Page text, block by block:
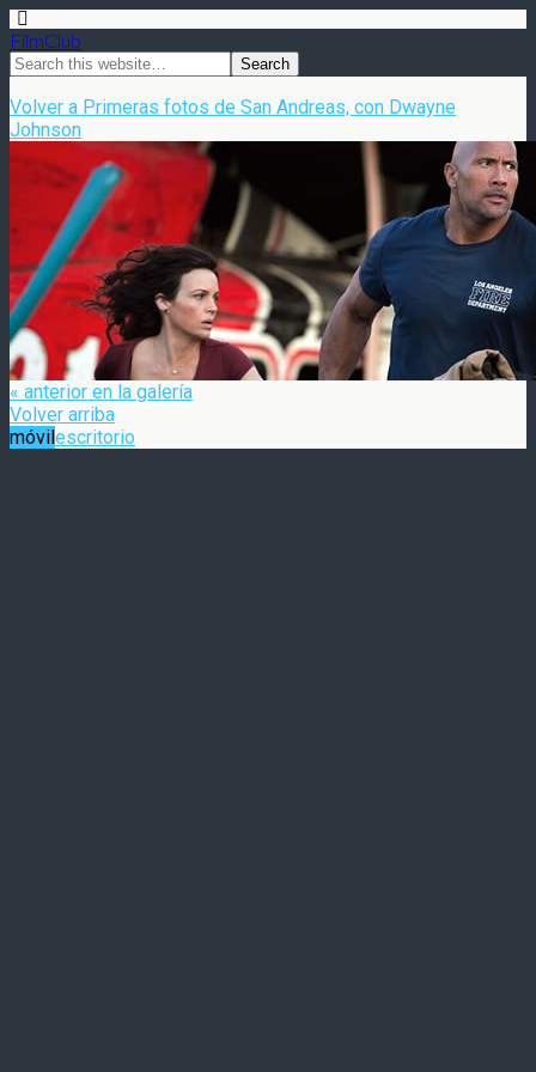
FilmClub
Volver a Primeras fotos de San Andreas, con Dwayne
Johnson
« anterior en la galería
Volver arriba
móvilescritorio